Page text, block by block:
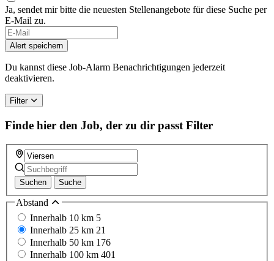
Ja, sendet mir bitte die neuesten Stellenangebote für diese Suche per
E-Mail zu.
If
you
are
a
human,
this
field
Alert speichern
Du kannst diese Job-Alarm Benachrichtigungen jederzeit
deaktivieren.
Filter
Finde hier den Job, der zu dir passt Filter
Suchen Suche
Abstand
Innerhalb 10 km 5
Innerhalb 25 km 21
Innerhalb 50 km 176
Innerhalb 100 km 401